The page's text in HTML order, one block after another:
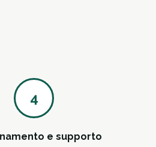
4
e supporto